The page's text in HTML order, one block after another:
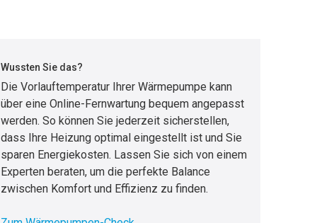
Wussten Sie das?
Die Vorlauftemperatur Ihrer Wärmepumpe kann
über eine Online-Fernwartung bequem angepasst
werden. So können Sie jederzeit sicherstellen,
dass Ihre Heizung optimal eingestellt ist und Sie
sparen Energiekosten. Lassen Sie sich von einem
Experten beraten, um die perfekte Balance
zwischen Komfort und Effizienz zu finden.